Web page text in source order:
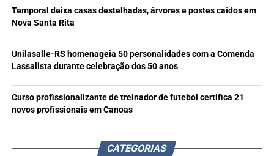
Temporal deixa casas destelhadas, árvores e postes caídos em
Nova Santa Rita
Unilasalle-RS homenageia 50 personalidades com a Comenda
Lassalista durante celebração dos 50 anos
Curso profissionalizante de treinador de futebol certifica 21
novos profissionais em Canoas
CATEGORIAS